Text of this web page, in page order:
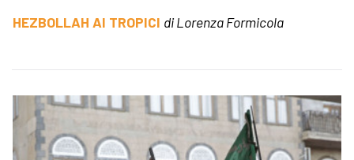
HEZBOLLAH AI TROPICI di Lorenza Formicola